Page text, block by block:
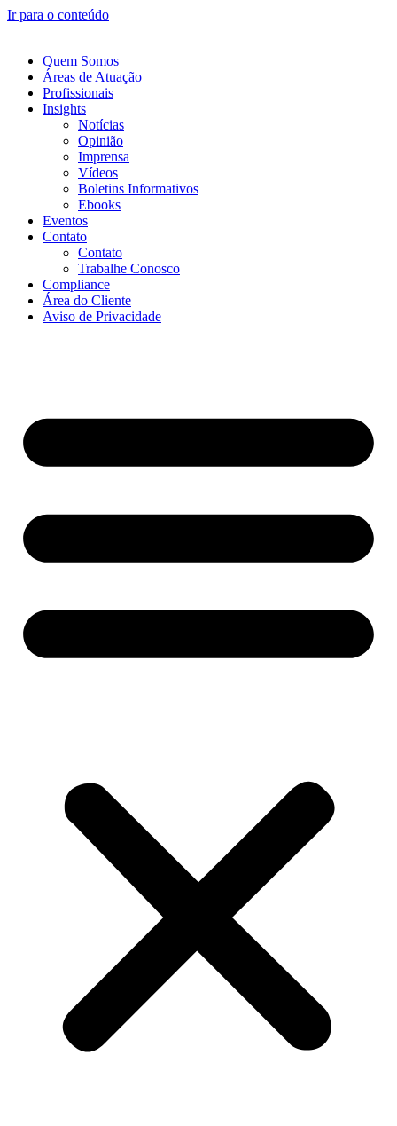
Ir para o conteúdo
Quem Somos
Áreas de Atuação
Profissionais
Insights
Notícias
Opinião
Imprensa
Vídeos
Boletins Informativos
Ebooks
Eventos
Contato
Contato
Trabalhe Conosco
Compliance
Área do Cliente
Aviso de Privacidade